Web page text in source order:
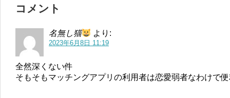
コメント
名無し猫 より:
2023年6月8日 11:19
全然深くない件
そもそもマッチングアプリの利用者は恋愛弱者なわけで